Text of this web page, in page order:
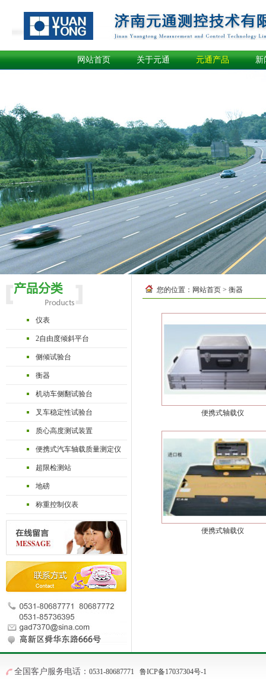
网站首页 关于元通 元通产品 新
仪表
2自由度倾斜平台
侧倾试验台
衡器
机动车侧翻试验台
叉车稳定性试验台
质心高度测试装置
便携式汽车轴载质量测定仪
超限检测站
地磅
称重控制仪表
您的位置： 网站首页 > 衡器
便携式轴载仪
便携式轴载仪
全国客户服务电话： 0531-80687771 鲁ICP备17037304号-1